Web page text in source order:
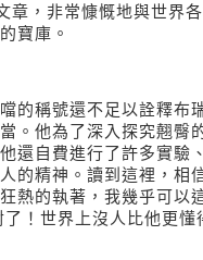
章，非常慷慨地與世界
寶庫。
的稱號還不足以詮釋布
。他為了深入探究翹臀
還自費進行了許多實驗
的精神。讀到這裡，相
熱的執著，我幾乎可以
！世界上沒人比他更懂